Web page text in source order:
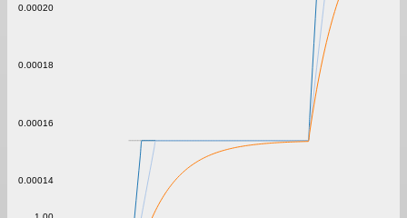
0.00014
0.00016
0.00018
0.00020